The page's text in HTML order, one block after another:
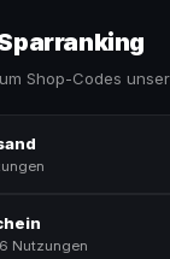
Shop-Codes
Nutzungen